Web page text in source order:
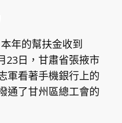
年的幫扶金收到
23日，甘肅省張掖市
軍看著手機銀行上的
通了甘州區總工會的